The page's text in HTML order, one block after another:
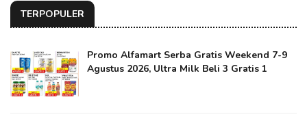
TERPOPULER
Promo Alfamart Serba Gratis Weekend 7-9
Agustus 2026, Ultra Milk Beli 3 Gratis 1